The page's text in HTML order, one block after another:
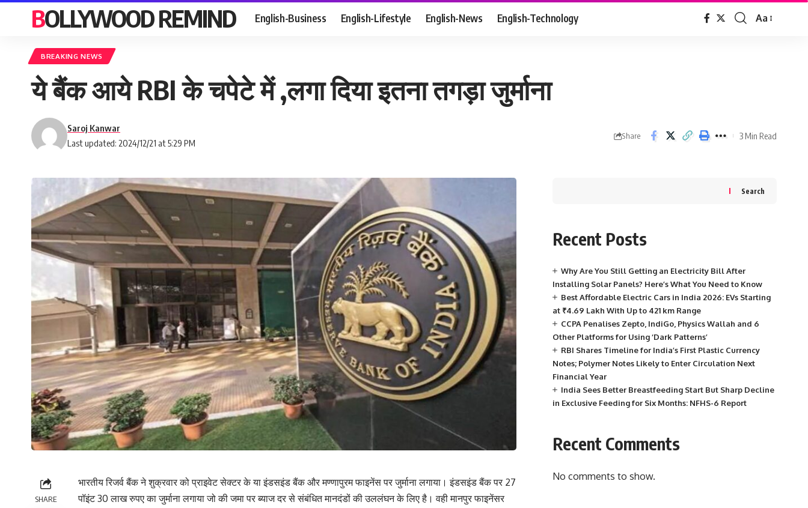
BOLLYWOOD REMIND English-Business English-Lifestyle English-News English-Technology
Font
Aa
BREAKING NEWS
ये बैंक आये RBI के चपेटे में ,लगा दिया इतना तगड़ा जुर्माना
Last updated: 2024/12/21 at 5:29 PM
Saroj Kanwar
Share 3 Min Read
SHARE
भारतीय रिजर्व बैंक ने शुक्रवार को प्राइवेट सेक्टर के या इंडसइंड बैंक और मण्णापुरम फाइनेंस पर जुर्माना लगाया। इंडसइंड बैंक पर 27
पॉइंट 30 लाख रुपए का जुर्माना लगाया जो की जमा पर ब्याज दर से संबंधित मानदंडों की उललंघन के लिए है। वही मानपुर फाइनेंसर
Search
Recent Posts
Why Are You Still Getting an Electricity Bill After
Installing Solar Panels? Here’s What You Need to Know
Best Affordable Electric Cars in India 2026: EVs Starting
at ₹4.69 Lakh With Up to 421 km Range
CCPA Penalises Zepto, IndiGo, Physics Wallah and 6
Other Platforms for Using ‘Dark Patterns’
RBI Shares Timeline for India’s First Plastic Currency
Notes; Polymer Notes Likely to Enter Circulation Next
Financial Year
India Sees Better Breastfeeding Start But Sharp Decline
in Exclusive Feeding for Six Months: NFHS-6 Report
Recent Comments
No comments to show.